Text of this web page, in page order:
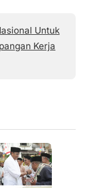
Untuk
Kerja